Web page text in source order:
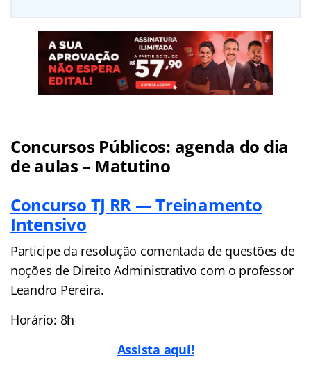
Concursos Públicos: agenda do dia
de aulas – Matutino
Concurso TJ RR — Treinamento
Intensivo
Participe da resolução comentada de questões de
noções de Direito Administrativo com o professor
Leandro Pereira.
Horário: 8h
Assista aqui!